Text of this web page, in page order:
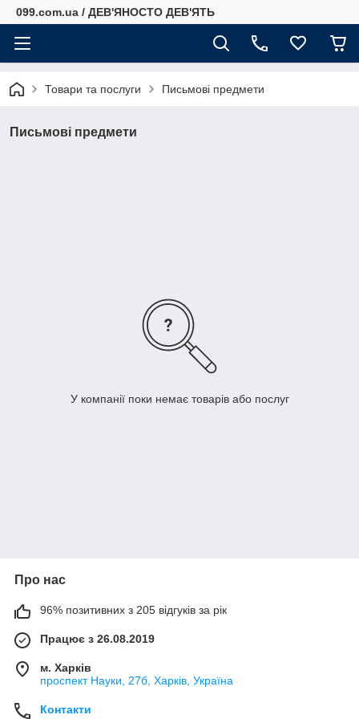
099.com.ua / ДЕВ'ЯНОСТО ДЕВ'ЯТЬ
Товари та послуги Письмові предмети
Письмові предмети
У компанії поки немає товарів або послуг
Про нас
96% позитивних з 205 відгуків за рік
Працює з 26.08.2019
м. Харків
проспект Науки, 27б, Харків, Україна
Контакти